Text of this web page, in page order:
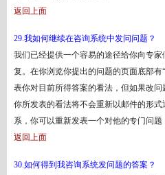
返回上面
29.我如何继续在咨询系统中发问问题？
我们已经提供一个容易的途径给你向专
复。在你浏览你提出的问题的页面底部有
表你对目前所得答案的看法，但如果改
你所发表的看法将不会重新以邮件的形
系，你可以重新发表一个对他的专门问题
返回上面
30.如何得到我咨询系统发问题的答案？